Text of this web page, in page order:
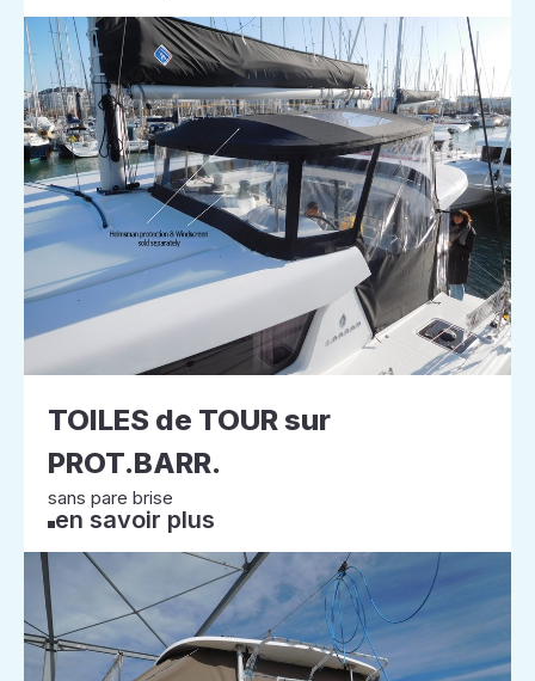
TOILES de TOUR sur
PROT.BARR.
sans pare brise
en savoir plus